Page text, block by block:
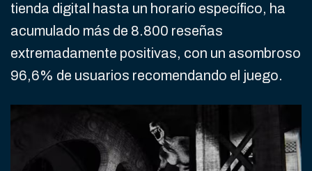
tienda digital hasta un horario específico, ha
acumulado más de 8.800 reseñas
extremadamente positivas, con un asombroso
96,6% de usuarios recomendando el juego.